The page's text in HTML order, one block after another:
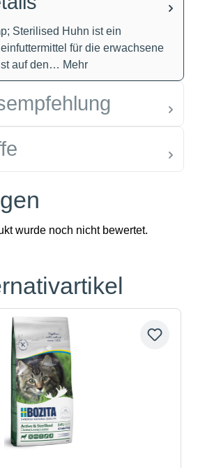
Sterilised Huhn ist ein
für die erwachsene
auf den… Mehr